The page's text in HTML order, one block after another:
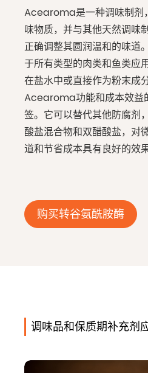
Acearoma是一种调味制剂
味物质，并与其他天然调味
正确调整其圆润温和的味
于所有类型的肉类和鱼类应
在盐水中或直接作为粉末成
Acearoma功能和成本效益
签。它可以替代其他防腐剂
酸盐混合物和双醋酸盐，对
道和节省成本具有良好的效果
购买转谷氨酰胺酶
调味品和保质期补充剂